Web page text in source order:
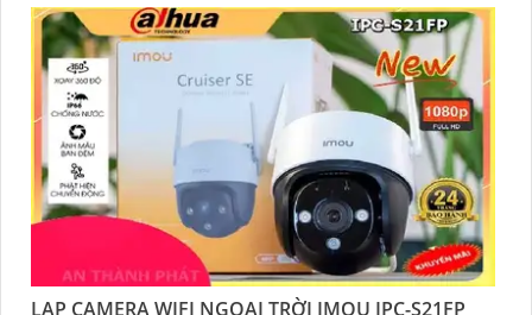
LAP CAMERA WIFI NGOAI TRỜI IMOU IPC-S21FP